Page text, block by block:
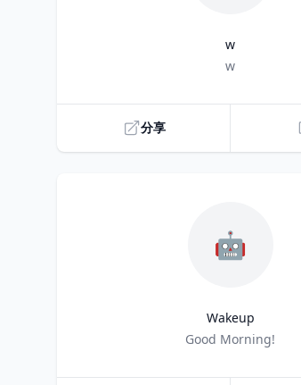
w
w
分享
🤖
Wakeup
Good Morning!